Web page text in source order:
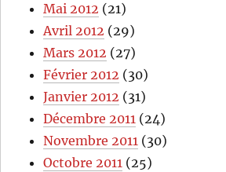
Mai 2012 (21)
Avril 2012 (29)
Mars 2012 (27)
Février 2012 (30)
Janvier 2012 (31)
Décembre 2011 (24)
Novembre 2011 (30)
Octobre 2011 (25)